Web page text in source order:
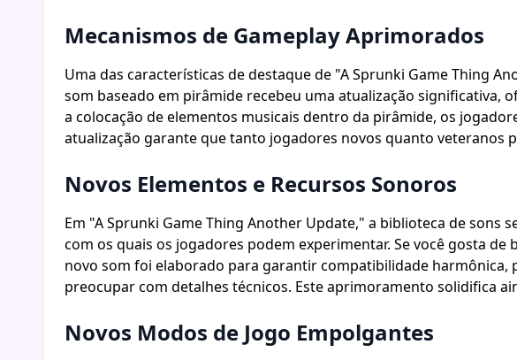
Mecanismos de Gameplay Aprimorados
Uma das características de destaque de "A Sprunki Game Thing
som baseado em pirâmide recebeu uma atualização significativa,
a colocação de elementos musicais dentro da pirâmide, os
atualização garante que tanto jogadores novos quanto veteranos
Novos Elementos e Recursos Sonoros
Em "A Sprunki Game Thing Another Update," a biblioteca de
com os quais os jogadores podem experimentar. Se você gosta
novo som foi elaborado para garantir compatibilidade
preocupar com detalhes técnicos. Este aprimoramento solidifica
Novos Modos de Jogo Empolgantes